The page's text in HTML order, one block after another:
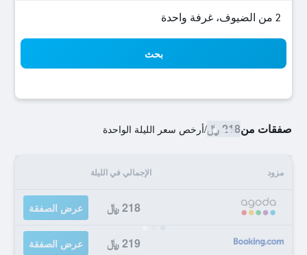
2 من الضيوف، غرفة واحدة
بحث
صفقات من218 ﷼ /أرخص سعر الليلة الواحدة
مزود الإجمالي في الليلة
218 ﷼ عرض الصفقة
219 ﷼ عرض الصفقة